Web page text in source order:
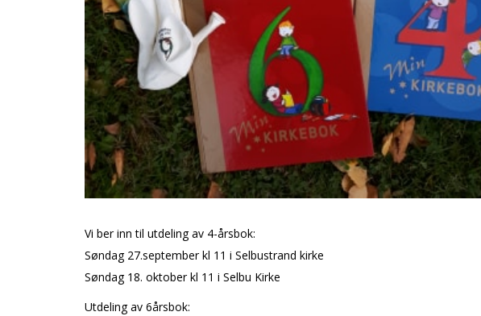
Vi ber inn til utdeling av 4-årsbok:
Søndag 27.september kl 11 i Selbustrand kirke
Søndag 18. oktober kl 11 i Selbu Kirke
Utdeling av 6årsbok: